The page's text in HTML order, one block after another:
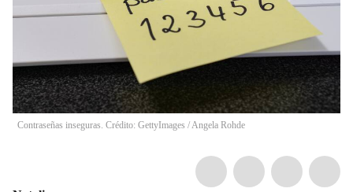
Contraseñas inseguras. Crédito: GettyImages /Angela Rohde